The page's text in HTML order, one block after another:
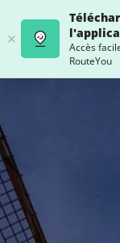
Accès
RouteYou